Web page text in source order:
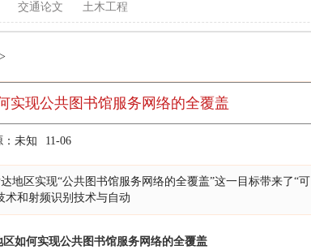
交通论文 土木工程
>
实现公共图书馆服务网络的全覆盖
：未知 11-06
区实现“公共图书馆服务网络的全覆盖”这一目标带来了“可
术和射频识别技术与自动
区如何实现公共图书馆服务网络的全覆盖